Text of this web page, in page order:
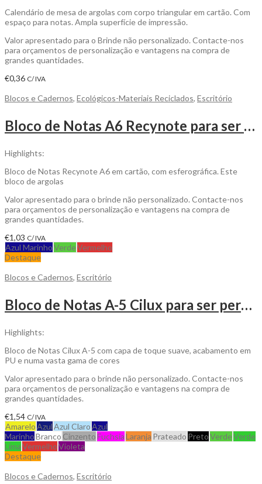
Calendário de mesa de argolas com corpo triangular em cartão. Com
espaço para notas. Ampla superfície de impressão.
Valor apresentado para o Brinde não personalizado. Contacte-nos
para orçamentos de personalização e vantagens na compra de
grandes quantidades.
€0,36 C/ IVA
Blocos e Cadernos, Ecológicos-Materiais Reciclados, Escritório
Bloco de Notas A6 Recynote para ser personalizado
Highlights:
Bloco de Notas Recynote A6 em cartão, com esferográfica. Este
bloco de argolas
Valor apresentado para o brinde não personalizado. Contacte-nos
para orçamentos de personalização e vantagens na compra de
grandes quantidades.
€1,03 C/ IVA
Azul MarinhoVerdeVermelho
Destaque
Blocos e Cadernos, Escritório
Bloco de Notas A-5 Cilux para ser personalizado
Highlights:
Bloco de Notas Cilux A-5 com capa de toque suave, acabamento em
PU e numa vasta gama de cores
Valor apresentado para o brinde não personalizado. Contacte-nos
para orçamentos de personalização e vantagens na compra de
grandes quantidades.
€1,54 C/ IVA
AmareloAzulAzul ClaroAzul
MarinhoBranco CinzentoFuchsiaLaranja Prateado PretoVerdeVerde
LimaVermelhoVioleta
Destaque
Blocos e Cadernos, Escritório